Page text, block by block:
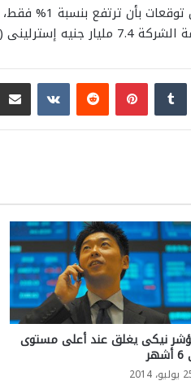
بينتيريست
نيكى يغلق عند أعلى مستوى
2014